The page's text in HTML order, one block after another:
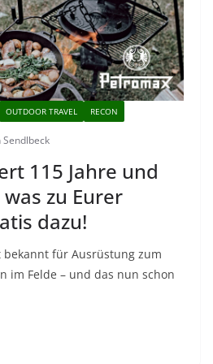
OUTDOOR TRAVEL RECON
115 Jahre und
zu Eurer
dazu!
bekannt für Ausrüstung zum
im Felde – und das nun schon